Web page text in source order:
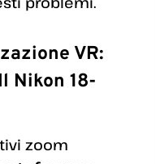
VR:
Nikon 18-
zoom